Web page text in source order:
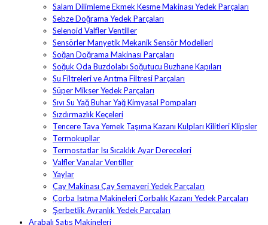
Salam Dilimleme Ekmek Kesme Makinası Yedek Parçaları
Sebze Doğrama Yedek Parçaları
Selenoid Valfler Ventiller
Sensörler Manyetik Mekanik Sensör Modelleri
Soğan Doğrama Makinası Parçaları
Soğuk Oda Buzdolabı Soğutucu Buzhane Kapıları
Su Filtreleri ve Arıtma Filtresi Parçaları
Süper Mikser Yedek Parçaları
Sıvı Su Yağ Buhar Yağ Kimyasal Pompaları
Sızdırmazlık Keçeleri
Tencere Tava Yemek Taşıma Kazanı Kulpları Kilitleri Klipsler
Termokupllar
Termostatlar Isı Sıcaklık Ayar Dereceleri
Valfler Vanalar Ventiller
Yaylar
Çay Makinası Çay Semaveri Yedek Parçaları
Çorba Isıtma Makineleri Çorbalık Kazanı Yedek Parçaları
Şerbetlik Ayranlık Yedek Parçaları
Arabalı Satış Makineleri